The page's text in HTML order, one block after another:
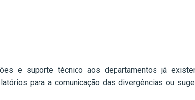
e suporte técnico aos departamentos já
para a comunicação das divergências ou